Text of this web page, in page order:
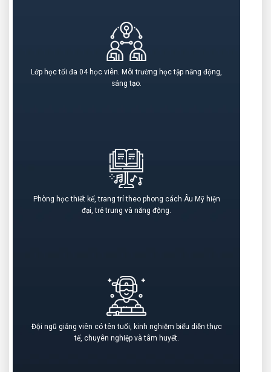
Lớp học tối đa 04 học viên. Môi trường học tập năng động,
sáng tạo.
Phòng học thiết kế, trang trí theo phong cách Âu Mỹ hiện
đại, trẻ trung và năng động.
Đội ngũ giảng viên có tên tuổi, kinh nghiệm biểu diễn thực
tế, chuyên nghiệp và tâm huyết.